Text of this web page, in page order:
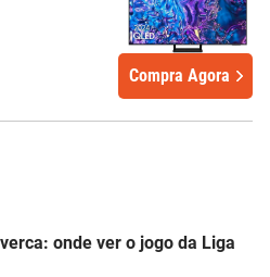
Compra Agora
onde ver o jogo da Liga